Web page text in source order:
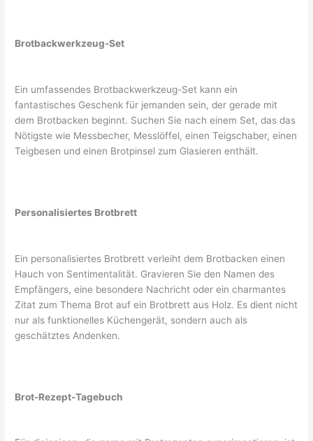
Brotbackwerkzeug-Set
Ein umfassendes Brotbackwerkzeug-Set kann ein
fantastisches Geschenk für jemanden sein, der gerade mit
dem Brotbacken beginnt. Suchen Sie nach einem Set, das das
Nötigste wie Messbecher, Messlöffel, einen Teigschaber, einen
Teigbesen und einen Brotpinsel zum Glasieren enthält.
Personalisiertes Brotbrett
Ein personalisiertes Brotbrett verleiht dem Brotbacken einen
Hauch von Sentimentalität. Gravieren Sie den Namen des
Empfängers, eine besondere Nachricht oder ein charmantes
Zitat zum Thema Brot auf ein Brotbrett aus Holz. Es dient nicht
nur als funktionelles Küchengerät, sondern auch als
geschätztes Andenken.
Brot-Rezept-Tagebuch